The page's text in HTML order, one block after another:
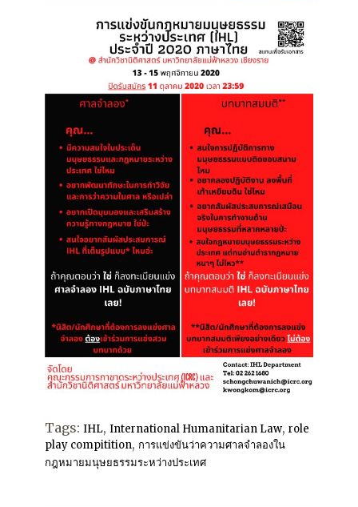
Tags: IHL, International Humanitarian Law, role
play compitition, การแข่งขันว่าความศาลจำลองใน
กฎหมายมนุษยธรรมระหว่างประเทศ